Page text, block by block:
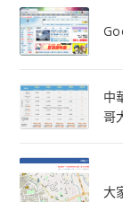
中
哥
大